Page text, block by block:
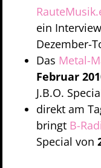
ein
Dezember-
Das Metal-
Februar
J.B.O.
direkt am
bringt B-
Special von